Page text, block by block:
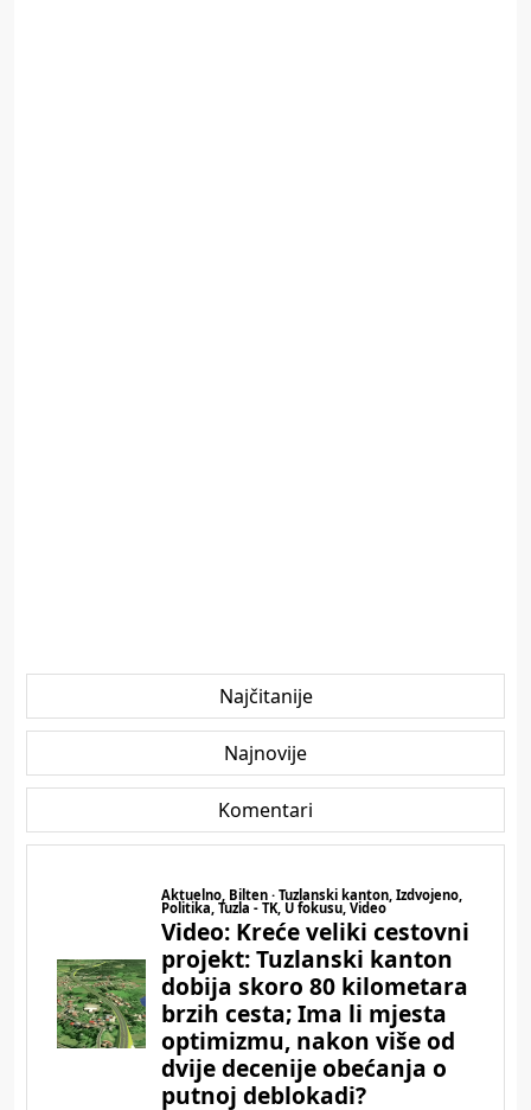
Najčitanije
Najnovije
Komentari